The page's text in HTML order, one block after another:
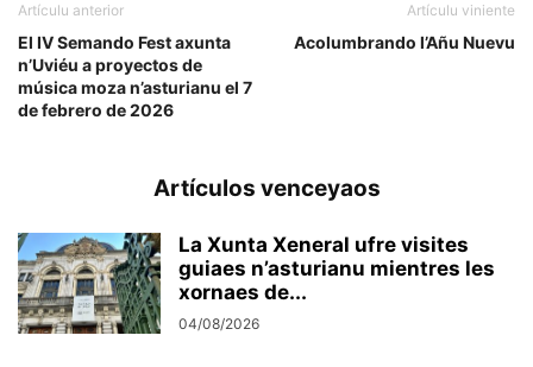
Artículu anterior
El IV Semando Fest axunta
n’Uviéu a proyectos de
música moza n’asturianu el 7
de febrero de 2026
Artículu viniente
Acolumbrando l’Añu Nuevu
Artículos venceyaos
La Xunta Xeneral ufre visites
guiaes n’asturianu mientres les
xornaes de...
04/08/2026